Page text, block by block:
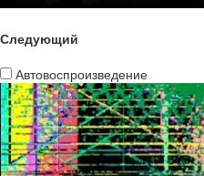
Следующий
Автовоспроизведение